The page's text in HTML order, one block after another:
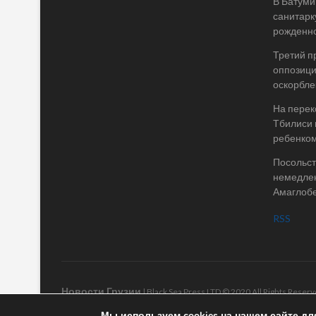
Третий
На
Тбилиси
RSS
Новости Грузии| Black Sea Press LTD © 2020 All Rights